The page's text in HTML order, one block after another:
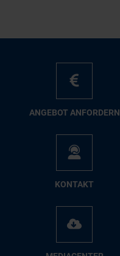
AN­GE­BOT AN­FOR­DERN
KON­TAKT